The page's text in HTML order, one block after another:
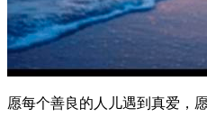
愿每个善良的人儿遇到真爱，